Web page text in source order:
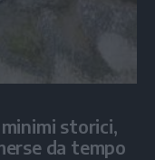
storici,
da tempo